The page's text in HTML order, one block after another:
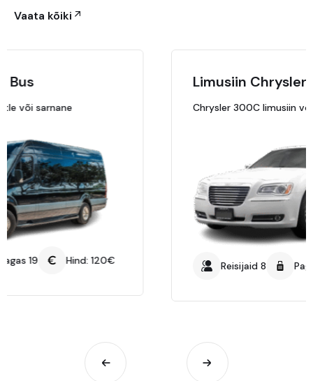
Vaata kõiki
Limusiin Chrysler 300C
Chrysler 300C limusiin või sarnane
Reisijaid 8 Hind: 120€